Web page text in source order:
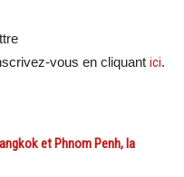
vous en cliquant ici.
et Phnom Penh, la